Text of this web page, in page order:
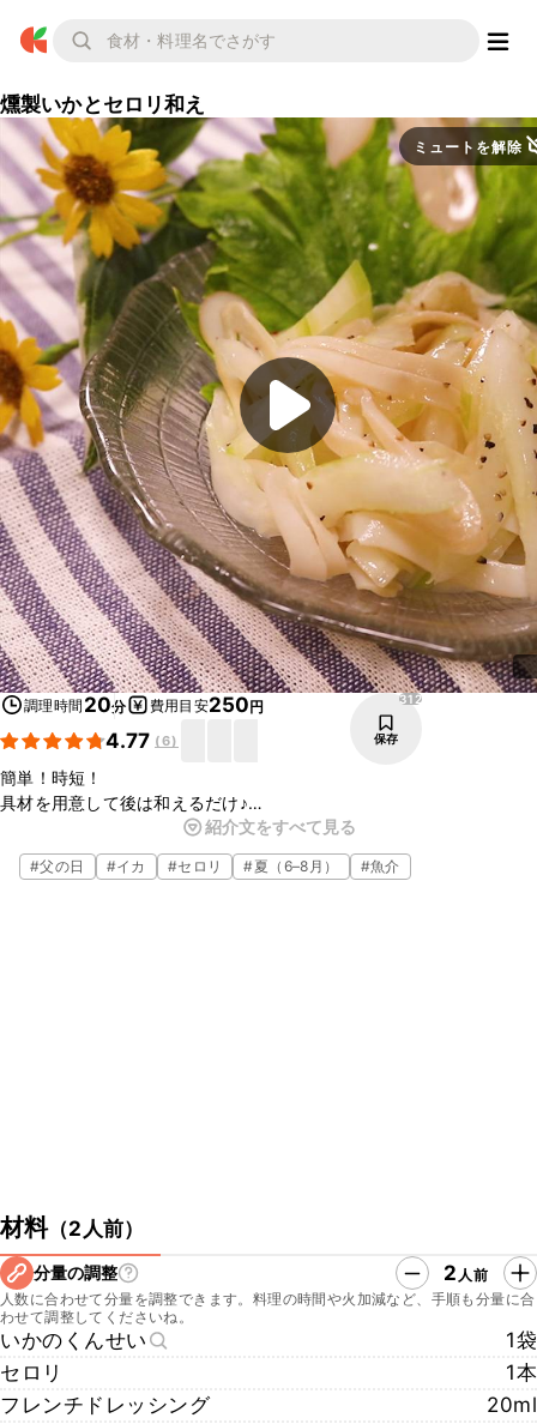
燻製いかとセロリ和え
ミュートを解除
調理時間 20分 費用目安250円
4.77 (6)
312
保存
簡単！時短！
具材を用意して後は和えるだけ♪
噛めば噛むほど味わいが広がるいかのくんせいとしゃきしゃきとした
セロリの食感と風味が、相性抜群！
何か足りない時、メニューに悩んだ時のお助けメニューとしてもおす
紹介文をすべて見る
#父の日 #イカ #セロリ #夏（6–8月） #魚介
材料（2人前）
分量の調整 2 人前
人数に合わせて分量を調整できます。料理の時間や火加減など、手順も分量に合
わせて調整してくださいね。
いかのくんせい
1袋
セロリ
1本
フレンチドレッシング
20ml